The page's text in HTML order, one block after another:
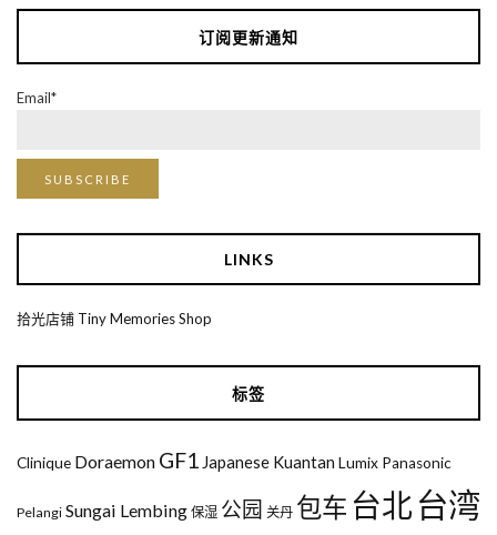
订阅更新通知
Email*
LINKS
拾光店铺 Tiny Memories Shop
标签
Clinique Doraemon GF1 Japanese Kuantan Lumix Panasonic
Pelangi Sungai Lembing 保湿 公园 关丹 包车 台北 台湾